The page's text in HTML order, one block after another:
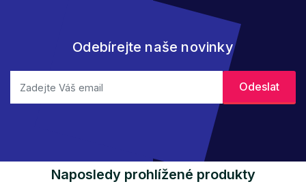
Odebírejte naše novinky
Naposledy prohlížené produkty